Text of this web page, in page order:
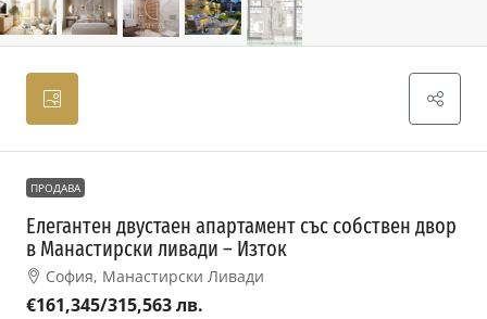
ПРОДАВА
Елегантен двустаен апартамент със собствен двор
в Манастирски ливади – Изток
София, Манастирски Ливади
€161,345/315,563 лв.